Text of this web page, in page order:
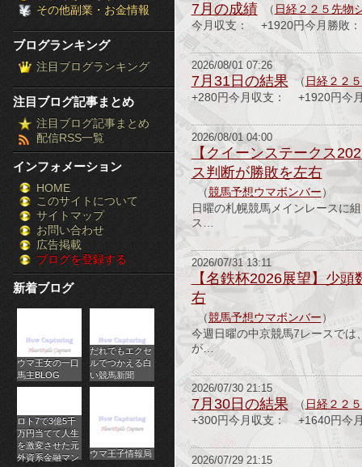
ラ
ン
キ
ン
グ］-
株
FX
競
馬
パ
チ
ス
ロ
オ
ン
その他副業・お金情報
ブログランキング
注目ブログランキング
注目ブログ記事まとめ
注目ブログ記事まとめ
配信RSS一覧
インフォメーション
HOME
このサイトについて
サイトマップ
お問い合わせ
広告掲載
ブログを登録する
新着ブログ
ウマ王女の一口
馬主BLOG
だれでもエクセ
ルでつかえる白
い競馬新聞
ロト7で3億5千
万円当てて人生
を激変させた元
外資系金融マン
ウマ王子情報局
7月の成績 （日経２２５先物
今月収支： +1920円今月勝敗
2026/08/01 07:26
7月31日の結果 （ 日経２２
+280円今月収支： +1920円今
2026/08/01 04:00
【クイーンステークス
ス判断が勝敗を左右
（競馬予想ウマボンバー）
日曜の札幌競馬メインレースに
ス…
2026/07/31 13:11
【名鉄杯2026展望】少
右
（競馬予想ウマボンバー）
今週日曜の中京競馬7レースで
が…
2026/07/30 21:15
7月30日の結果 （ 日経２２
+300円今月収支： +1640円今
2026/07/29 21:15